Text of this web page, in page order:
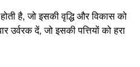
है, जो इसकी वृद्धि और विकास को
उर्वरक दें, जो इसकी पत्तियों को हरा